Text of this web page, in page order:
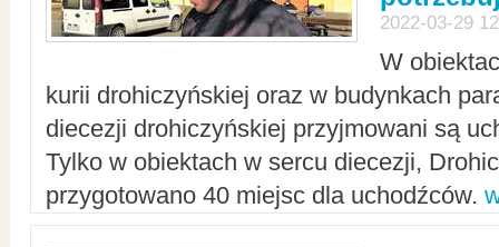
2022-03-29
W
kurii drohiczyńskiej oraz w budynkach
diecezji drohiczyńskiej przyjmowani są
Tylko w obiektach w sercu diecezji,
przygotowano 40 miejsc dla uchodźców.